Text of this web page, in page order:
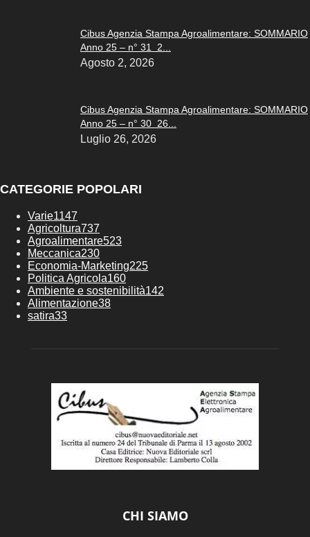
Cibus Agenzia Stampa Agroalimentare: SOMMARIO
Anno 25 – n° 31 2...
Agosto 2, 2026
Cibus Agenzia Stampa Agroalimentare: SOMMARIO
Anno 25 – n° 30 26...
Luglio 26, 2026
CATEGORIE POPOLARI
Varie1147
Agricoltura737
Agroalimentare523
Meccanica230
Economia-Marketing225
Politica Agricola160
Ambiente e sostenibilità142
Alimentazione38
satira33
CHI SIAMO